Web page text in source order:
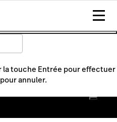
la touche Entrée pour effectuer
annuler.